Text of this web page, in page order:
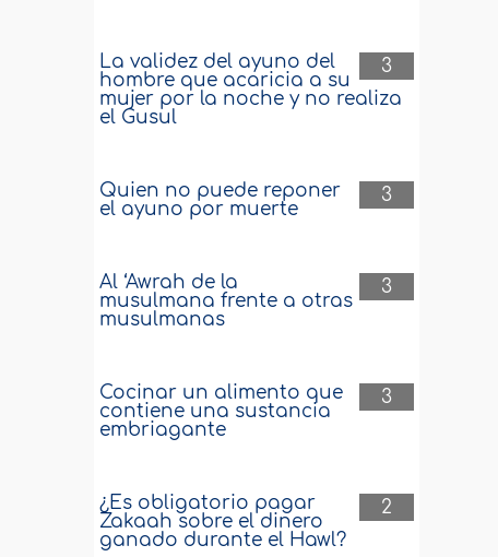
3
La validez del ayuno del
hombre que acaricia a su
mujer por la noche y no realiza
el Gusul
3
Quien no puede reponer
el ayuno por muerte
3
Al ‘Awrah de la
musulmana frente a otras
musulmanas
3
Cocinar un alimento que
contiene una sustancia
embriagante
2
¿Es obligatorio pagar
Zakaah sobre el dinero
ganado durante el Hawl?